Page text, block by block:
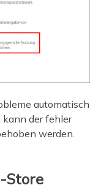
automatisch
kann der fehler
werden.
Store